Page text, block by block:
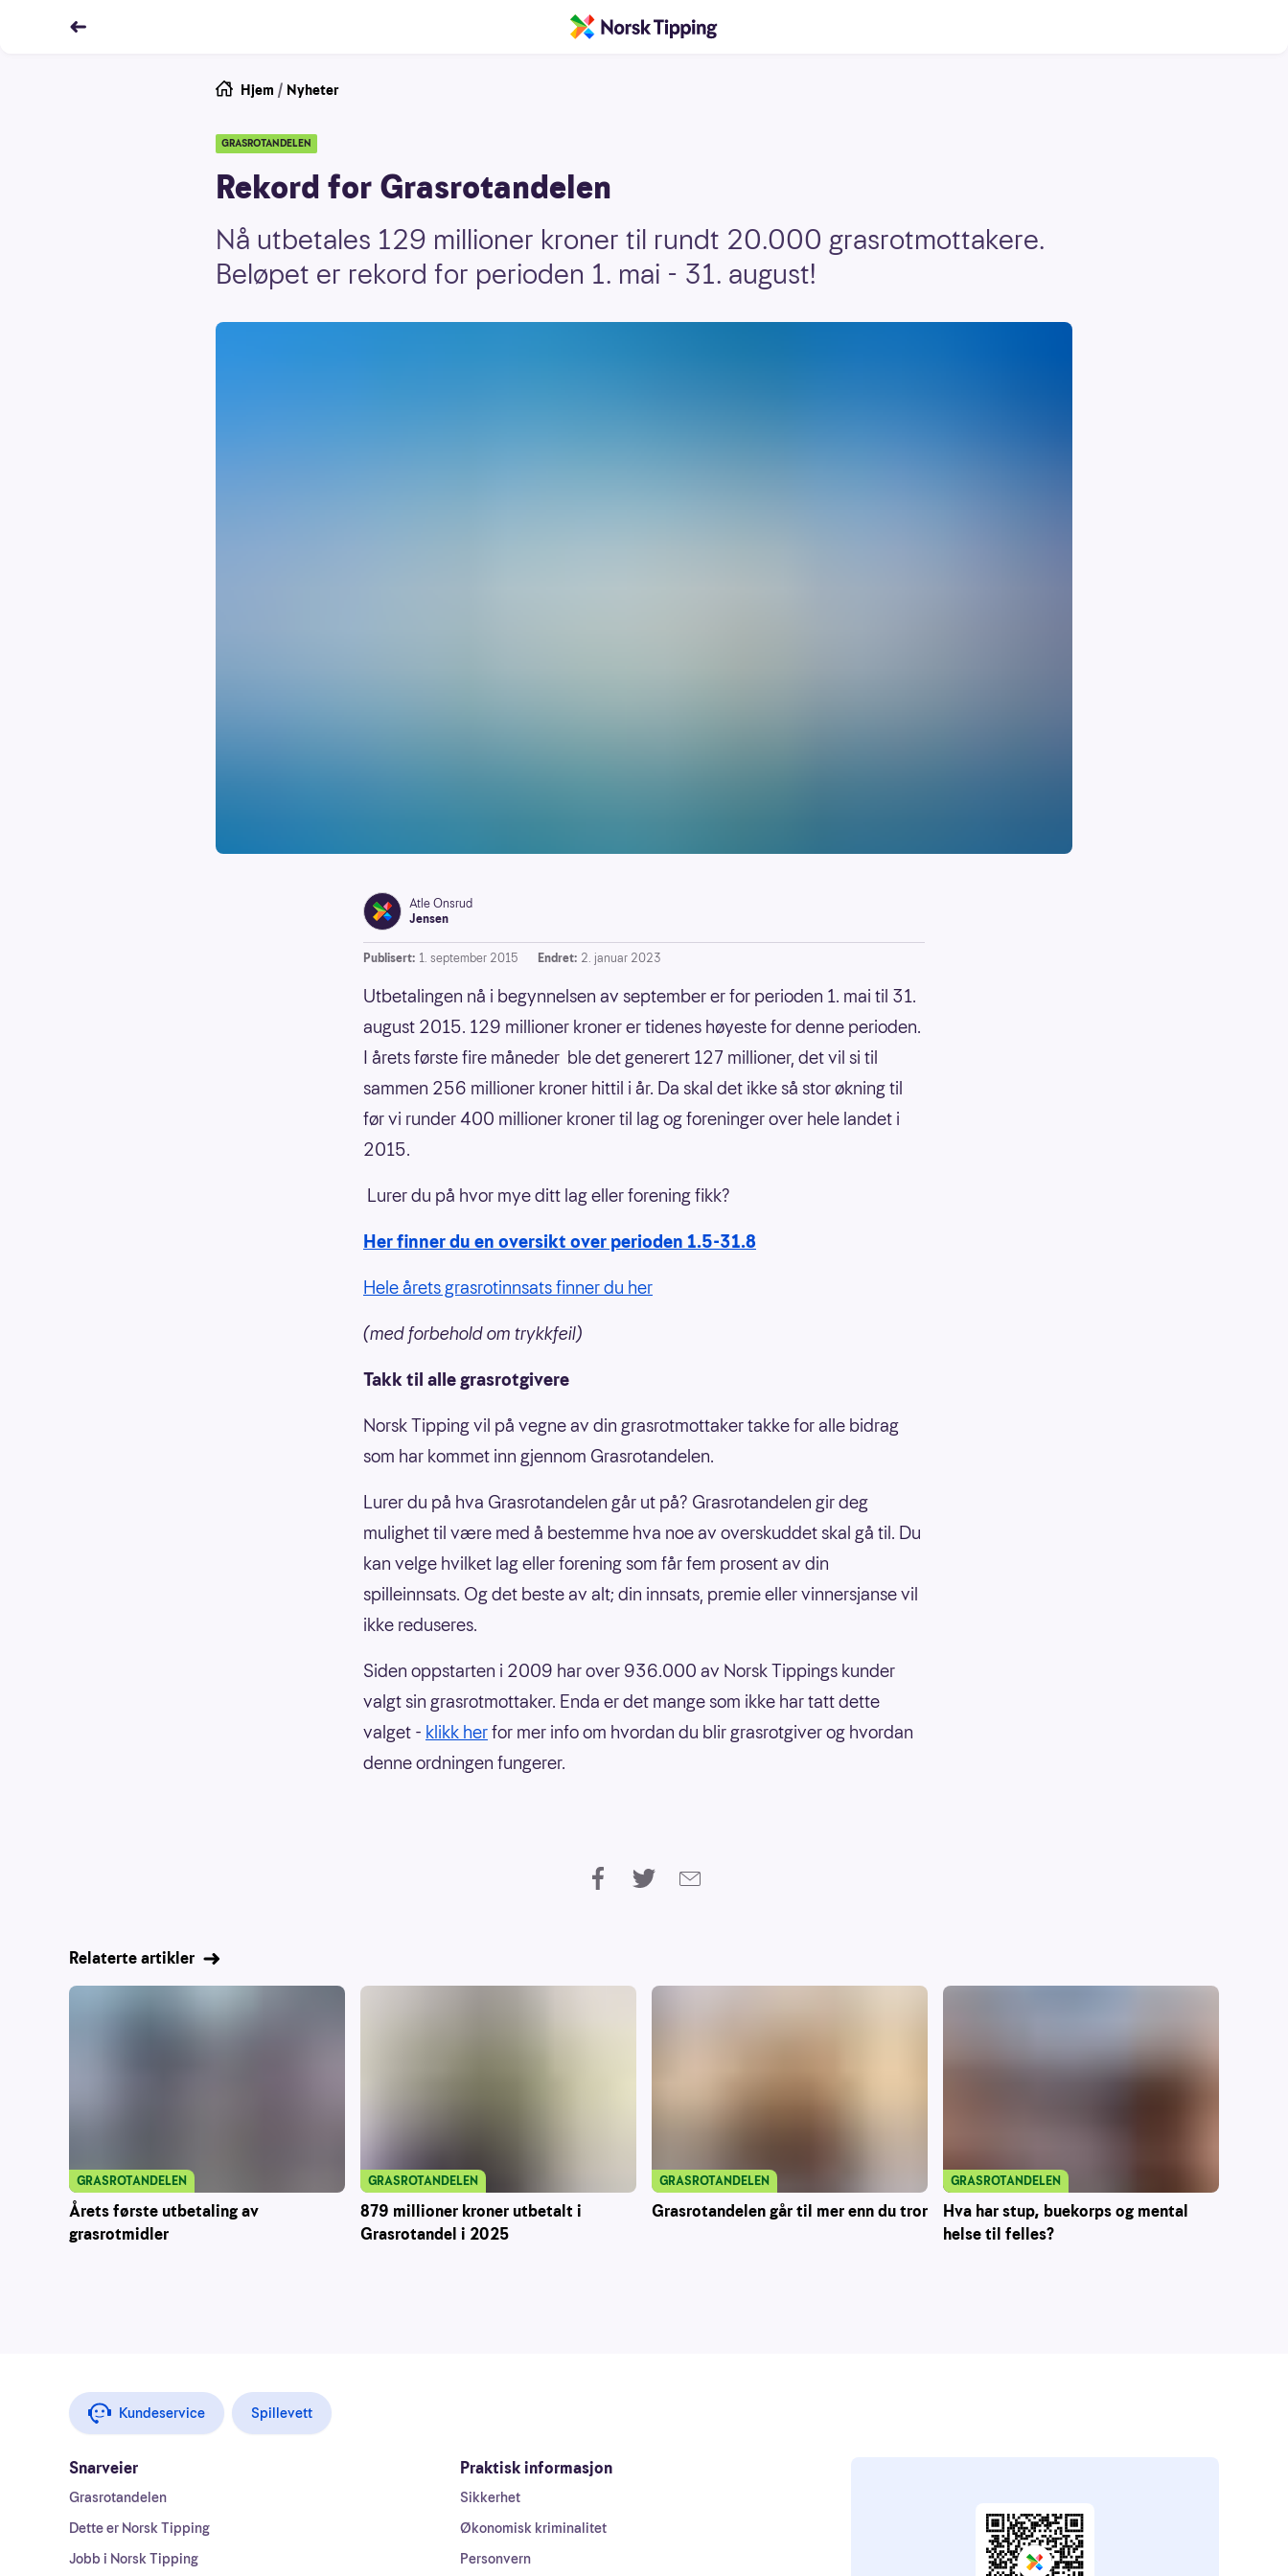
Hjem / Nyheter
GRASROTANDELEN
Rekord for Grasrotandelen
Nå utbetales 129 millioner kroner til rundt 20.000 grasrotmottakere.
Beløpet er rekord for perioden 1. mai - 31. august!
Atle Onsrud
Jensen
Publisert: 1. september 2015 Endret: 2. januar 2023
Utbetalingen nå i begynnelsen av september er for perioden 1. mai til 31.
august 2015. 129 millioner kroner er tidenes høyeste for denne perioden.
I årets første fire måneder ble det generert 127 millioner, det vil si til
sammen 256 millioner kroner hittil i år. Da skal det ikke så stor økning til
før vi runder 400 millioner kroner til lag og foreninger over hele landet i
2015.
Lurer du på hvor mye ditt lag eller forening fikk?
Her finner du en oversikt over perioden 1.5-31.8
Hele årets grasrotinnsats finner du her
(med forbehold om trykkfeil)
Takk til alle grasrotgivere
Norsk Tipping vil på vegne av din grasrotmottaker takke for alle bidrag
som har kommet inn gjennom Grasrotandelen.
Lurer du på hva Grasrotandelen går ut på? Grasrotandelen gir deg
mulighet til være med å bestemme hva noe av overskuddet skal gå til. Du
kan velge hvilket lag eller forening som får fem prosent av din
spilleinnsats. Og det beste av alt; din innsats, premie eller vinnersjanse vil
ikke reduseres.
Siden oppstarten i 2009 har over 936.000 av Norsk Tippings kunder
valgt sin grasrotmottaker. Enda er det mange som ikke har tatt dette
valget - klikk herfor mer info om hvordan du blir grasrotgiver og hvordan
denne ordningen fungerer.
Relaterte artikler
Årets første utbetaling av
grasrotmidler
GRASROTANDELEN
879 millioner kroner utbetalt i
Grasrotandel i 2025
GRASROTANDELEN
Grasrotandelen går til mer enn du tror
GRASROTANDELEN
Hva har stup, buekorps og mental
helse til felles?
GRASROTANDELEN
Kundeservice Spillevett
Snarveier
Grasrotandelen
Dette er Norsk Tipping
Jobb i Norsk Tipping
Praktisk informasjon
Sikkerhet
Økonomisk kriminalitet
Personvern